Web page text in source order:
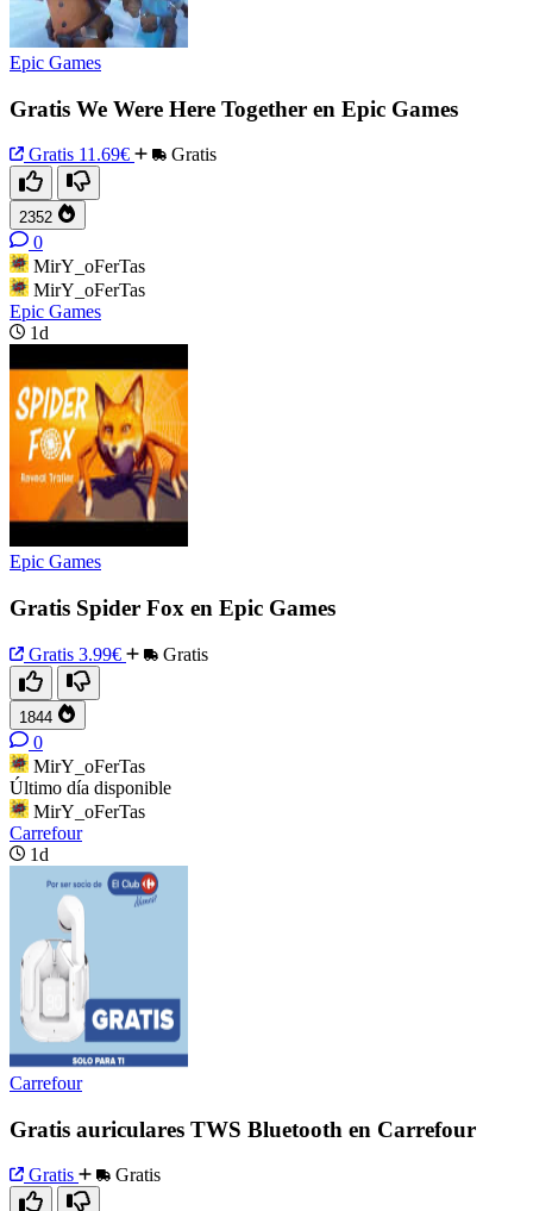
Epic Games
Gratis We Were Here Together en Epic Games
Gratis 11.69€ Gratis
2352
0
MirY_oFerTas
MirY_oFerTas
Epic Games
1d
Epic Games
Gratis Spider Fox en Epic Games
Gratis 3.99€ Gratis
1844
0
MirY_oFerTas
Último día disponible
MirY_oFerTas
Carrefour
1d
Carrefour
Gratis auriculares TWS Bluetooth en Carrefour
Gratis Gratis